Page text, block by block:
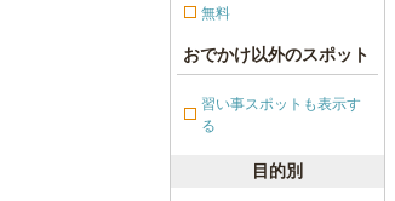
無料
おでかけ以外のスポット
習い事スポットも表示す
る
目的別